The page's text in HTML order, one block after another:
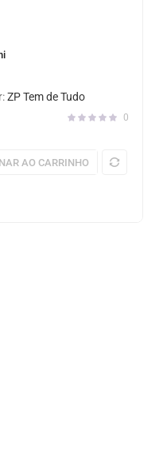
ZP Tem de Tudo
0
AO CARRINHO